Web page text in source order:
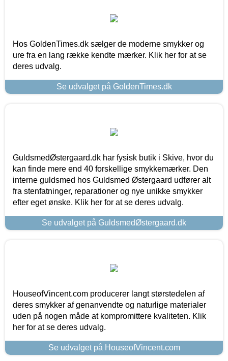
Hos GoldenTimes.dk sælger de moderne smykker og
ure fra en lang række kendte mærker. Klik her for at se
deres udvalg.
Se udvalget på GoldenTimes.dk
GuldsmedØstergaard.dk har fysisk butik i Skive, hvor du
kan finde mere end 40 forskellige smykkemærker. Den
interne guldsmed hos Guldsmed Østergaard udfører alt
fra stenfatninger, reparationer og nye unikke smykker
efter eget ønske. Klik her for at se deres udvalg.
Se udvalget på GuldsmedØstergaard.dk
HouseofVincent.com producerer langt størstedelen af
deres smykker af genanvendte og naturlige materialer
uden på nogen måde at kompromittere kvaliteten. Klik
her for at se deres udvalg.
Se udvalget på HouseofVincent.com